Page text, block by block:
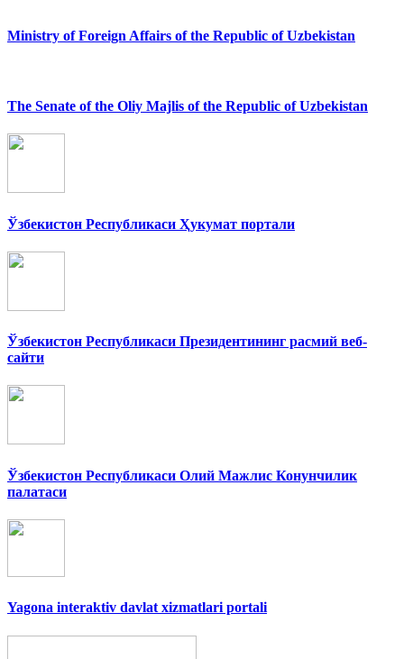
Ministry of Foreign Affairs of the Republic of Uzbekistan
The Senate of the Oliy Majlis of the Republic of Uzbekistan
Ўзбекистон Республикаси Ҳукумат портали
Ўзбекистон Республикаси Президентининг расмий веб-
сайти
Ўзбекистон Республикаси Олий Мажлис Конунчилик
палатаси
Yagona interaktiv davlat xizmatlari portali